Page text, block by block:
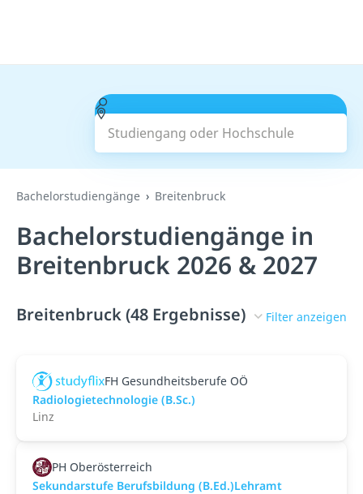
Studiengang oder Hochschule
Suchen
Bachelorstudiengänge Breitenbruck
Bachelorstudiengänge in
Breitenbruck 2026 & 2027
Breitenbruck (48 Ergebnisse) Filter anzeigen
FH Gesundheitsberufe OÖ
Radiologietechnologie (B.Sc.)
Linz
PH Oberösterreich
Sekundarstufe Berufsbildung (B.Ed.)Lehramt